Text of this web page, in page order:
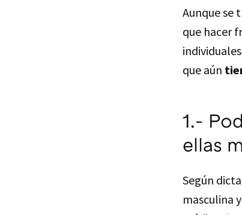
Aunque se
que hacer
que aún
1.-
ellas
Según
masculina